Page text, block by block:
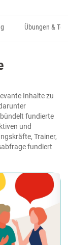
Übungen &
Inhalte zu
fundierte
und
Trainer,
fundiert